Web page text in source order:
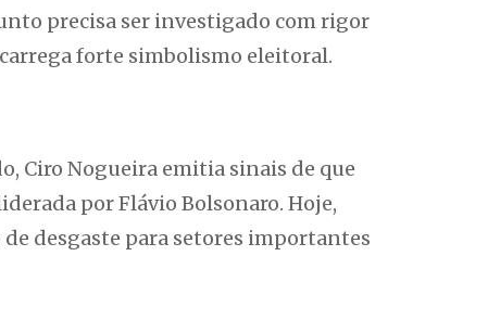
precisa ser investigado com rigor
forte simbolismo eleitoral.
Ciro Nogueira emitia sinais de que
por Flávio Bolsonaro. Hoje,
desgaste para setores importantes